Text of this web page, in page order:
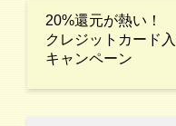
20%還元が熱い！
クレジットカード
キャンペーン